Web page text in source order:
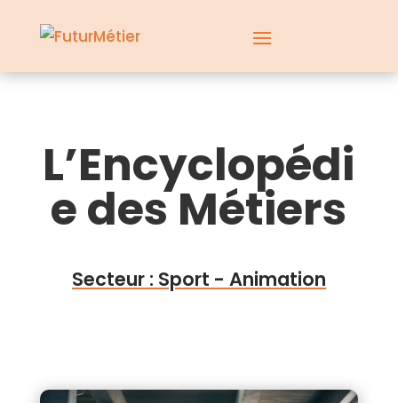
L’Encyclopédi
e des Métiers
Secteur : Sport - Animation